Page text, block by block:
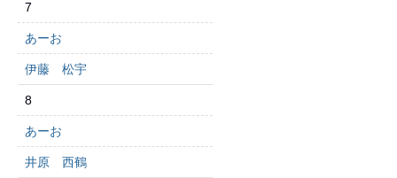
7
あーお
伊藤 松宇
8
あーお
井原 西鶴